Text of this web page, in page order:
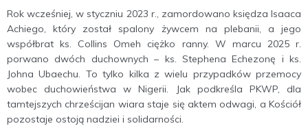
Rok wcześniej, w styczniu 2023 r., zamordowano księdza Isaaca
Achiego, który został spalony żywcem na plebanii, a jego
współbrat ks. Collins Omeh ciężko ranny. W marcu 2025 r.
porwano dwóch duchownych – ks. Stephena Echezonę i ks.
Johna Ubaechu. To tylko kilka z wielu przypadków przemocy
wobec duchowieństwa w Nigerii. Jak podkreśla PKWP, dla
tamtejszych chrześcijan wiara staje się aktem odwagi, a Kościół
pozostaje ostoją nadziei i solidarności.